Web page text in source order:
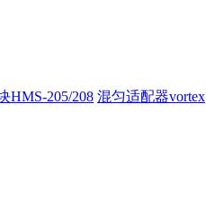
HMS-205/208 混匀适配器vortex